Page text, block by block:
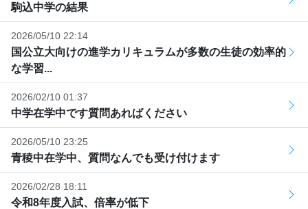
駒込中学の結果
2026/05/10 22:14
国公立大向けの進学カリキュラムが多数の生徒の効率的
な学習...
2026/02/10 01:37
中学在学中です質問あればください
2026/05/10 23:25
青稜中在学中、質問なんでも受け付けます
2026/02/28 18:11
令和8年度入試、倍率が低下